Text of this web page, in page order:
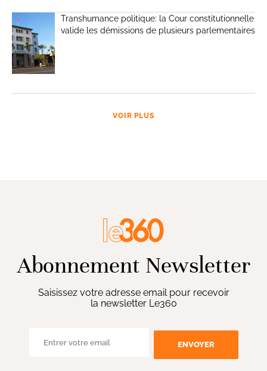
Transhumance politique: la Cour constitutionnelle
valide les démissions de plusieurs parlementaires
VOIR PLUS
Abonnement Newsletter
Saisissez votre adresse email pour recevoir
la newsletter Le360
ENVOYER